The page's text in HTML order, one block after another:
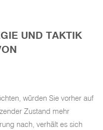
UND TAKTIK
würden Sie vorher auf
Zustand mehr
nach, verhält es sich